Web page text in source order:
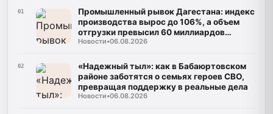
01
Промышленный рывок Дагестана: индекс
производства вырос до 106%, а объем
отгрузки превысил 60 миллиардов
рублей
Новости•06.08.2026
02
«Надежный тыл»: как в Бабаюртовском
районе заботятся о семьях героев СВО,
превращая поддержку в реальные дела
Новости•06.08.2026